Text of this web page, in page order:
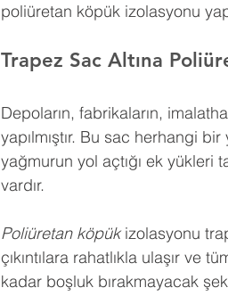
poliüretan köpük izolasyonu
Trapez Sac Altına
Depoların, fabrikaların,
yapılmıştır. Bu sac herhangi
yağmurun yol açtığı ek yükleri
vardır.
Poliüretan köpük izolasyonu
çıkıntılara rahatlıkla ulaşır ve
kadar boşluk bırakmayacak